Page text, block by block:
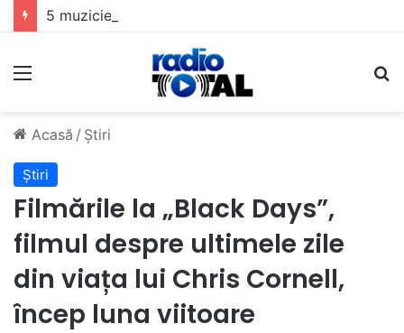
Meniu
Acasă / Știri
Știri
Filmările la „Black Days”,
filmul despre ultimele zile
din viața lui Chris Cornell,
încep luna viitoare